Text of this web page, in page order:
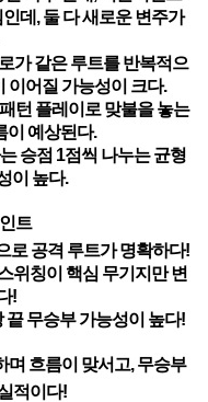
데, 둘 다 새로운 변주가
가 같은 루트를 반복적으
이어질 가능성이 크다.
턴 플레이로 맞불을 놓는
이 예상된다.
승점 1점씩 나누는 균형
이 높다.
트
로 공격 루트가 명확하다!
위칭이 핵심 무기지만 변
!
끝 무승부 가능성이 높다!
흐름이 맞서고, 무승부
적이다!